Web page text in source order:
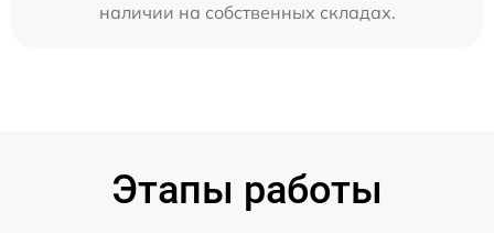
наличии на собственных складах.
Этапы работы